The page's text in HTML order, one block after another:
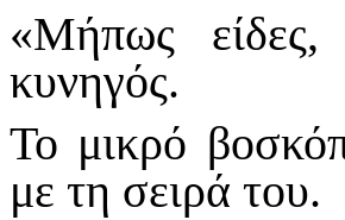
«Μήπως
κυνηγός.
Το μικρό
με τη σειρά του.